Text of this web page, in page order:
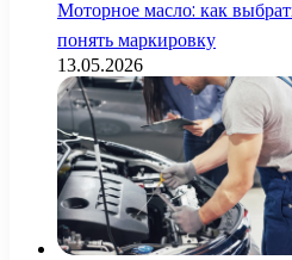
Моторное масло: как
понять маркировку
13.05.2026